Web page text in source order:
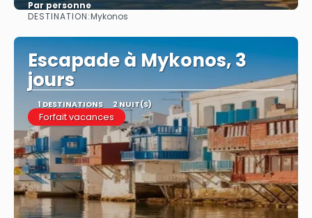
Par personne
DESTINATION:Mykonos
Escapade à Mykonos, 3
jours
1 DESTINATIONS 2 NUIT(S)
Forfait vacances